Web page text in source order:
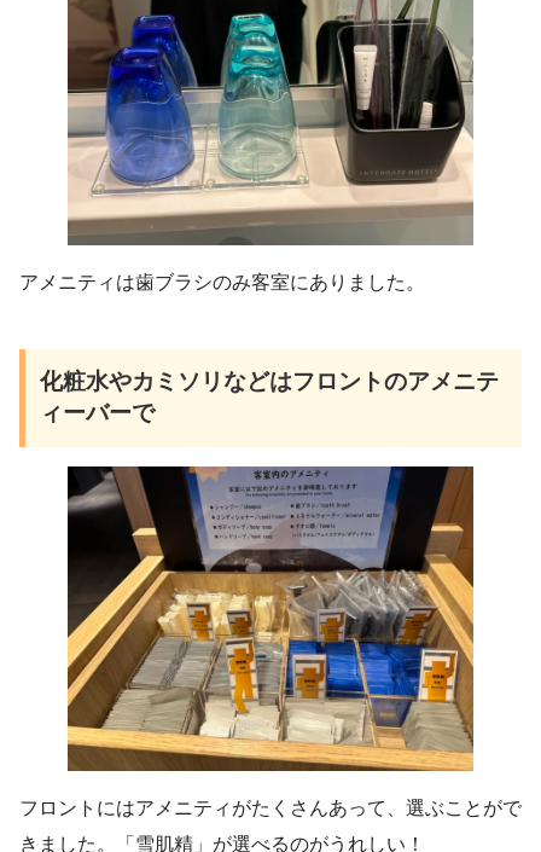
アメニティは歯ブラシのみ客室にありました。
化粧水やカミソリなどはフロントのアメニテ
ィーバーで
フロントにはアメニティがたくさんあって、選ぶことがで
きました。「雪肌精」が選べるのがうれしい！